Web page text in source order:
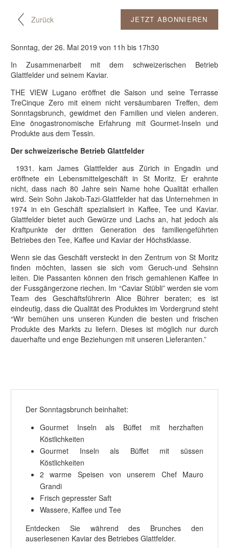
Zurück JETZT ABONNIEREN
Sonntag, der 26. Mai 2019 von 11h bis 17h30
In Zusammenarbeit mit dem schweizerischen Betrieb
Glattfelder und seinem Kaviar.
THE VIEW Lugano eröffnet die Saison und seine Terrasse
TreCinque Zero mit einem nicht versäumbaren Treffen, dem
Sonntagsbrunch, gewidmet den Familien und vielen anderen.
Eine önogastronomische Erfahrung mit Gourmet-Inseln und
Produkte aus dem Tessin.
Der schweizerische Betrieb Glattfelder
1931. kam James Glattfelder aus Zürich in Engadin und
eröffnete ein Lebensmittelgeschäft in St Moritz. Er erahnte
nicht, dass nach 80 Jahre sein Name hohe Qualität erhallen
wird. Sein Sohn Jakob-Tazi-Glattfelder hat das Unternehmen in
1974 in ein Geschäft spezialisiert in Kaffee, Tee und Kaviar.
Glattfelder bietet auch Gewürze und Lachs an, hat jedoch als
Kraftpunkte der dritten Generation des familiengeführten
Betriebes den Tee, Kaffee und Kaviar der Höchstklasse.
Wenn sie das Geschäft versteckt in den Zentrum von St Moritz
finden möchten, lassen sie sich vom Geruch-und Sehsinn
leiten. Die Passanten können den frisch gemahlenen Kaffee in
der Fussgängerzone riechen. Im “Caviar Stübli” werden sie vom
Team des Geschäftsführerin Alice Bührer beraten; es ist
eindeutig, dass die Qualität des Produktes im Vordergrund steht
“Wir bemühen uns unseren Kunden die besten und frischen
Produkte des Markts zu liefern. Dieses ist möglich nur durch
dauerhafte und enge Beziehungen mit unseren Lieferanten.”
Der Sonntagsbrunch beinhaltet:
Gourmet Inseln als Büffet mit herzhaften
Köstlichkeiten
Gourmet Inseln als Büffet mit süssen
Köstlichkeiten
2 warme Speisen von unserem Chef Mauro
Grandi
Frisch gepresster Saft
Wassere, Kaffee und Tee
Entdecken Sie während des Brunches den
auserlesenen Kaviar des Betriebes Glattfelder.